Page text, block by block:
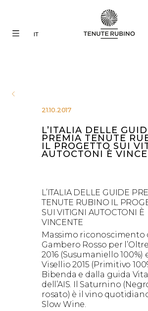
IT
21.10.2017
L’ITALIA DELLE
PREMIA TENUTE
IL PROGETTO SUI
AUTOCTONI È
L’ITALIA DELLE GUIDE
TENUTE RUBINO IL
SUI VITIGNI AUTOCTONI È
VINCENTE
Massimo riconoscimento
Gambero Rosso per
2016 (Susumaniello 100%)
Visellio 2015 (Primitivo
Bibenda e dalla guida
dell’AIS. Il Saturnino
rosato) è il vino
Slow Wine.